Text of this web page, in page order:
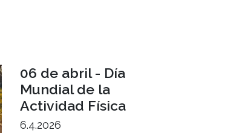
En nuestro país, el consumo de sal
duplica la cantidad recomendada
por los organismos de salud.
Leer más